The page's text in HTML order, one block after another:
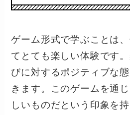
ゲーム形式で学ぶことは
てとても楽しい体験です
びに対するポジティブな
きます。このゲームを通
しいものだという印象を